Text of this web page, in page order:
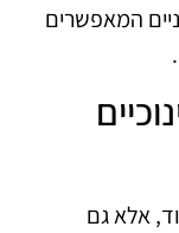
המאפשרים
אלא גם